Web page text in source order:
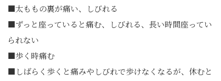
■太ももの裏が痛い、しびれる
■ずっと座っていると痛む、しびれる、長い時間座ってい
られない
■歩く時痛む
■しばらく歩くと痛みやしびれで歩けなくなるが、休むと